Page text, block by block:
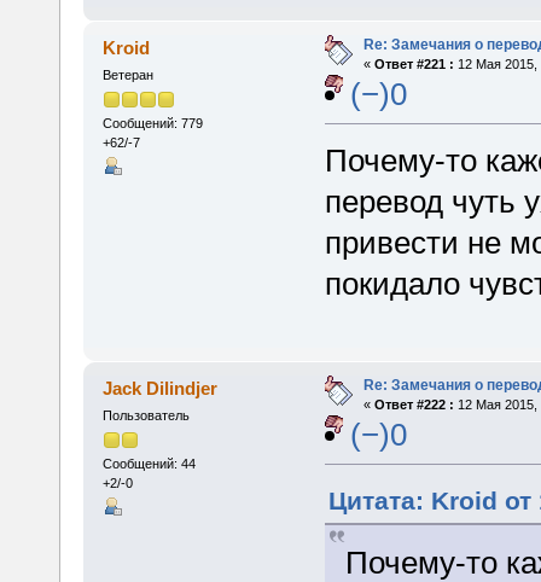
Kroid
Ветеран
Сообщений: 779
+62/-7
Re: Замечания о
« Ответ #221 : 12 Мая 2015,
(−)0
Почему-то
перевод чуть
привести не
покидало
Jack Dilindjer
Пользователь
Сообщений: 44
+2/-0
Re: Замечания о
« Ответ #222 : 12 Мая 2015,
(−)0
Цитата: Kroid
Почему-то